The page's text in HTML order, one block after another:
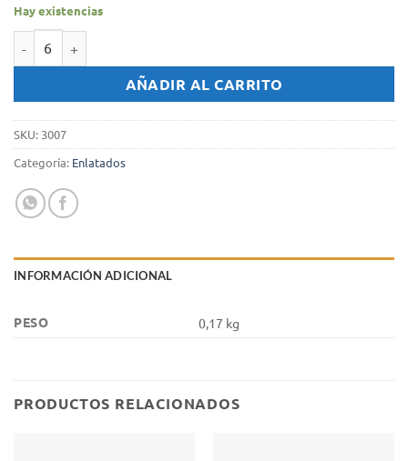
Hay existencias
Atun Desmenuzado al natural Bahia x 170 gr. cantidad
AÑADIR AL CARRITO
SKU: 3007
Categoría: Enlatados
INFORMACIÓN ADICIONAL
PESO 0,17 kg
PRODUCTOS RELACIONADOS